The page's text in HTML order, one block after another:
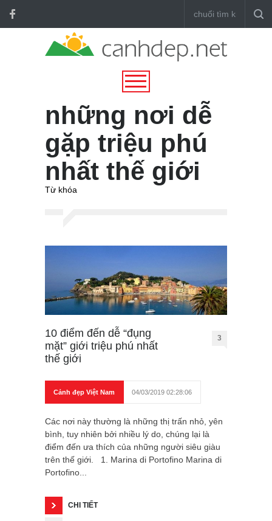
những nơi dễ
gặp triệu phú
nhất thế giới
Từ khóa
10 điểm đến dễ “đụng
mặt” giới triệu phú nhất
thế giới
3
Cảnh đẹp Việt Nam 04/03/2019 02:28:06
Các nơi này thường là những thị trấn nhỏ, yên
bình, tuy nhiên bởi nhiều lý do, chúng lại là
điểm đến ưa thích của những người siêu giàu
trên thế giới. 1. Marina di Portofino Marina di
Portofino...
CHI TIẾT